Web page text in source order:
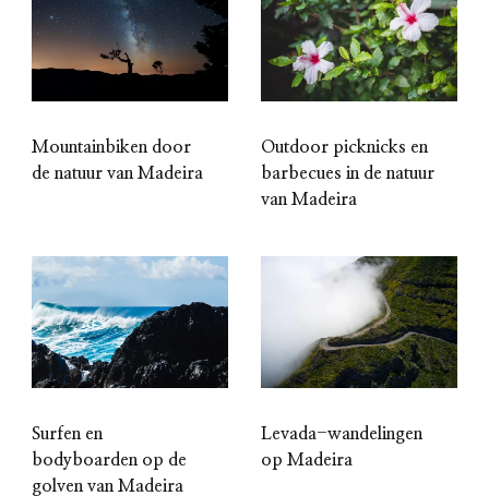
Mountainbiken door
de natuur van Madeira
Outdoor picknicks en
barbecues in de natuur
van Madeira
Surfen en
bodyboarden op de
golven van Madeira
Levada-wandelingen
op Madeira